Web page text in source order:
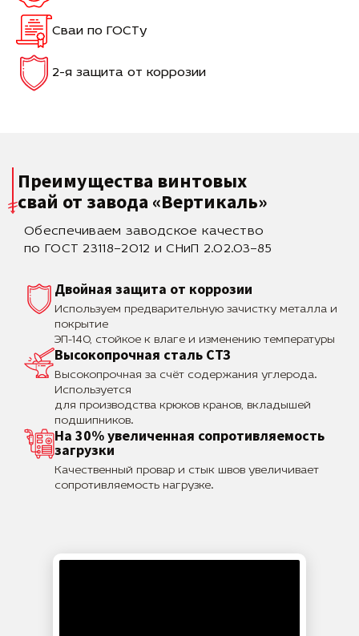
Сваи по ГОСТу
2-я защита от коррозии
Преимущества винтовых
свай от завода «Вертикаль»
Обеспечиваем заводское качество
по ГОСТ 23118–2012 и СНиП 2.02.03–85
Двойная защита от коррозии
Используем предварительную зачистку металла и
покрытие
ЭП-140, стойкое к влаге и изменению температуры
Высокопрочная сталь СТЗ
Высокопрочная за счёт содержания углерода.
Используется
для производства крюков кранов, вкладышей
подшипников.
На 30% увеличенная сопротивляемость
загрузки
Качественный провар и стык швов увеличивает
сопротивляемость нагрузке.